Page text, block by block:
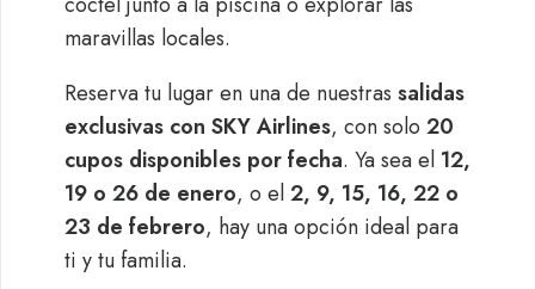
maravillas locales.
Reserva tu lugar en una de nuestras salidas
exclusivas con SKY Airlines, con solo 20
cupos disponibles por fecha. Ya sea el 12,
19 o 26 de enero, o el2, 9, 15, 16, 22 o
23 de febrero, hay una opción ideal para
ti y tu familia.